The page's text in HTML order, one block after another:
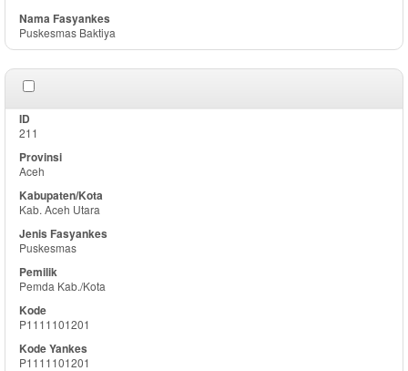
Puskesmas Baktiya
211
Aceh
Kab. Aceh Utara
Puskesmas
Pemda Kab./Kota
P1111101201
P1111101201